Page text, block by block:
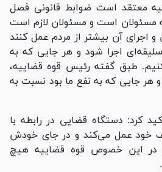
معتقد است ضوابط قانونی فصل
مسئولان است و مسئولان لازم است
و اجرای آن بیشتر از مردم عمل کنند
اجرا شود و هر جایی که به
طبق گفته رئیس قوه قضاییه،
هر جایی که به نفع ما بود نسبت به
کرد: دستگاه قضایی در رابطه با
خود عمل می‌کند و در جای خودش
در این خصوص قوه قضاییه هیچ